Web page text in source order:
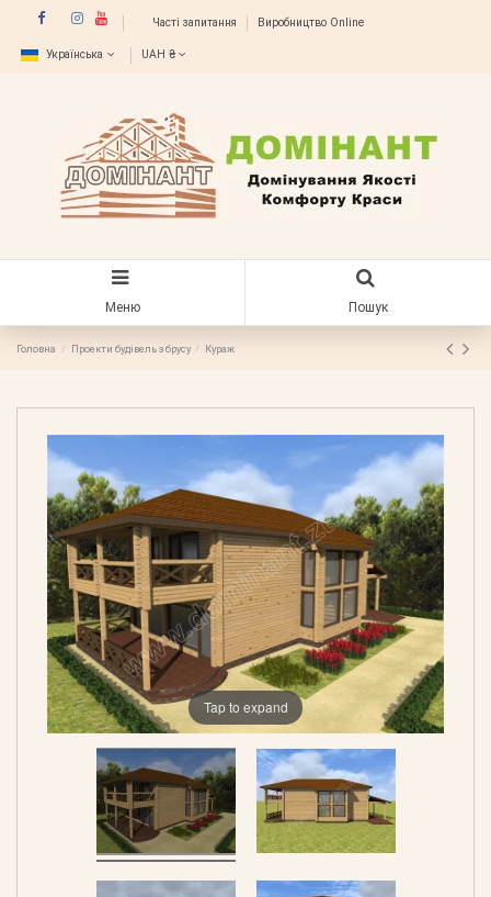
Часті запитання Виробництво Online
Українська UAH ₴
Меню Пошук
Головна Проекти будівель з брусу Кураж
Tap to expand